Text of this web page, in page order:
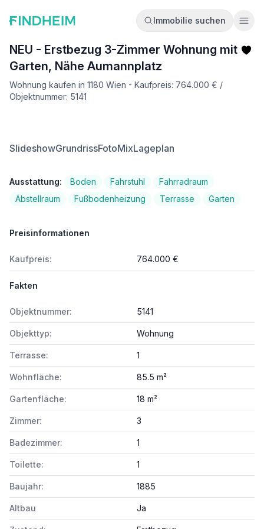
Immobilie suchen
NEU - Erstbezug 3-Zimmer Wohnung mit
Garten, Nähe Aumannplatz
Wohnung kaufen in 1180 Wien - Kaufpreis: 764.000 € /
Objektnummer: 5141
SlideshowGrundrissFotoMixLageplan
Ausstattung: Boden Fahrstuhl
Fahrradraum
Abstellraum
Fußbodenheizung Terrasse Garten
Preisinformationen
Kaufpreis: 764.000 €
Fakten
Objektnummer: 5141
Objekttyp: Wohnung
Terrasse: 1
Wohnfläche: 85.5 m²
Gartenfläche: 18 m²
Zimmer: 3
Badezimmer: 1
Toilette: 1
Baujahr: 1885
Altbau Ja